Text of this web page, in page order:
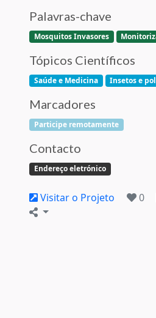
Palavras-chave
Mosquitos Invasores
Tópicos Científicos
Saúde e Medicina Insetos e
Marcadores
Participe remotamente
Contacto
Endereço eletrónico
Visitar o Projeto 0